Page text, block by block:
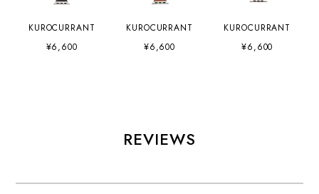
KUROCURRANT
¥6,600
KUROCURRANT
¥6,600
KUROCURRANT
¥6,600
REVIEWS